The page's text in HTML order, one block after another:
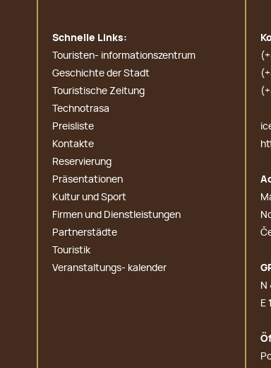
Schnelle Links:
Touristen- informationszentrum
Geschichte der Stadt
Touristische Zeitung
Technotrasa
Preisliste
Kontakte
Reservierung
Präsentationen
Kultur und Sport
Firmen und Dienstleistungen
Partnerstädte
Touristik
Veranstaltungs- kalender
N
E